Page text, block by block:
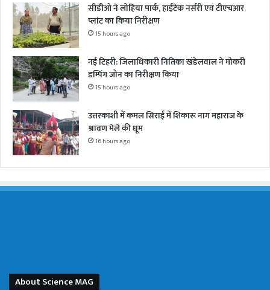
सीडीओ ने लोहिया पार्क, हाईटेक नर्सरी एवं टीएचआर
प्लांट का किया निरीक्षण
15 hours ago
नई टिहरी: जिलाधिकारी नितिका खंडेलवाल ने मोकरी
डम्पिंग जोन का निरीक्षण किया
15 hours ago
उत्तरकाशी में कमल सिराईं में शिकारू नाग महाराज के
श्रावण मेले की धूम
16 hours ago
About Science MAG